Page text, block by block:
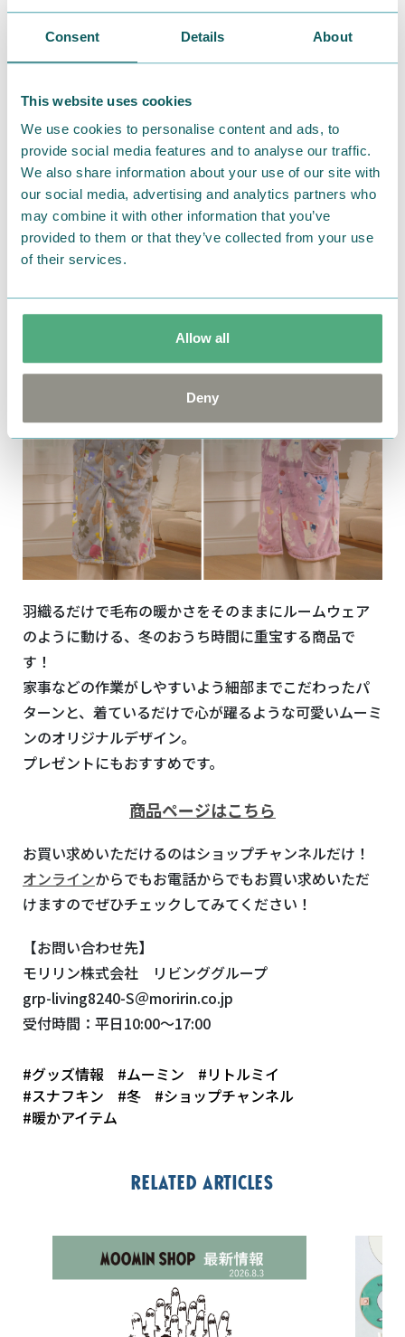
Consent Details About
This website uses cookies
We use cookies to personalise content and ads, to
provide social media features and to analyse our traffic.
We also share information about your use of our site with
our social media, advertising and analytics partners who
may combine it with other information that you’ve
provided to them or that they’ve collected from your use
of their services.
Allow all
Deny
クッションとブランケットが一体型になっているよう
な特殊形状クッションです。
上質なマイクロファイバー毛布生地を使用し、足を入
れるとポッカポカでもはやおひとり様こたつ！
お子様のお昼寝用やペット用としてもおすすめです。
羽織るだけで毛布の暖かさをそのままにルームウェア
のように動ける、冬のおうち時間に重宝する商品で
す！
家事などの作業がしやすいよう細部までこだわったパ
ターンと、着ているだけで心が躍るような可愛いムーミ
ンのオリジナルデザイン。
プレゼントにもおすすめです。
商品ページはこちら
お買い求めいただけるのはショップチャンネルだけ！
オンラインからでもお電話からでもお買い求めいただ
けますのでぜひチェックしてみてください！
【お問い合わせ先】
モリリン株式会社 リビンググループ
grp-living8240-S＠moririn.co.jp
受付時間：平日10:00～17:00
#グッズ情報 #ムーミン
#リトルミイ
#スナフキン
#冬
#ショップチャンネル
#暖かアイテム
Related articles